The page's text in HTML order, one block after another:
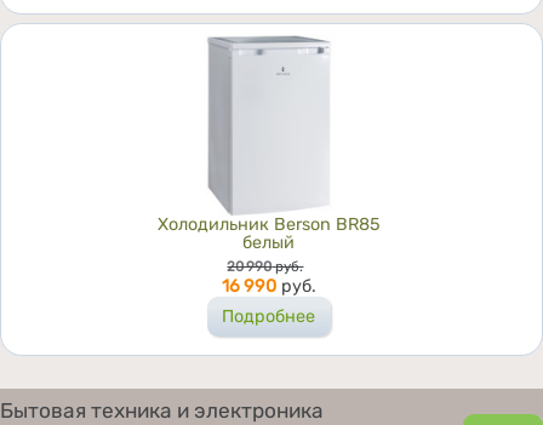
Холодильник Berson BR85
белый
Цена
20 990 руб.
16 990 руб.
Подробнее
Бытовая техника и электроника